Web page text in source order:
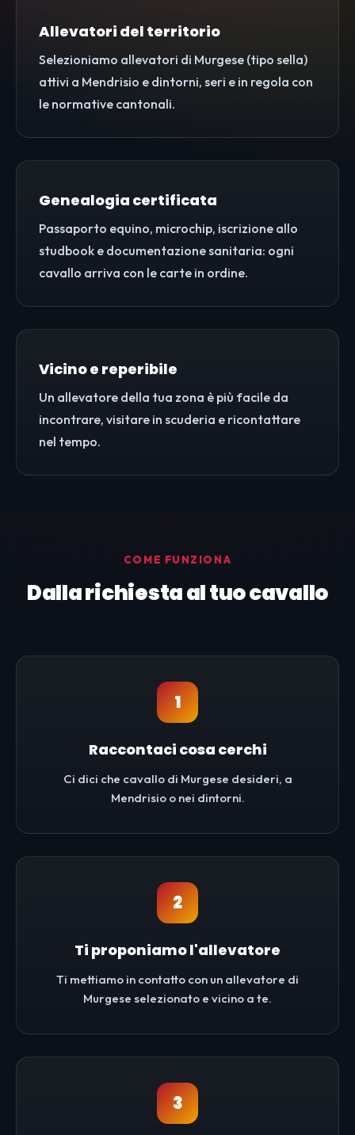
Allevatori del territorio
Selezioniamo allevatori di Murgese (tipo sella)
attivi a Mendrisio e dintorni, seri e in regola con
le normative cantonali.
Genealogia certificata
Passaporto equino, microchip, iscrizione allo
studbook e documentazione sanitaria: ogni
cavallo arriva con le carte in ordine.
Vicino e reperibile
Un allevatore della tua zona è più facile da
incontrare, visitare in scuderia e ricontattare
nel tempo.
COME FUNZIONA
Dalla richiesta al tuo cavallo
1
Raccontaci cosa cerchi
Ci dici che cavallo di Murgese desideri, a
Mendrisio o nei dintorni.
2
Ti proponiamo l'allevatore
Ti mettiamo in contatto con un allevatore di
Murgese selezionato e vicino a te.
3